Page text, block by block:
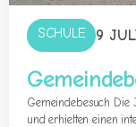
SCHULE 9
Gemeindebesuch Die
und erhielten einen